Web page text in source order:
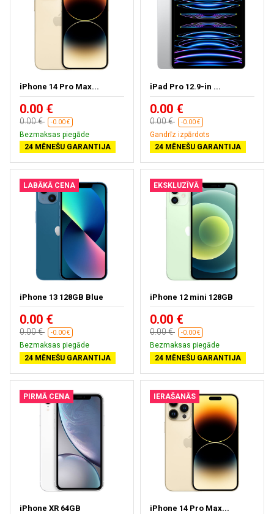
iPhone 14 Pro Max...
0.00 €
0.00 € -0.00 €
Bezmaksas piegāde
24 MĒNEŠU GARANTIJA
iPad Pro 12.9-in ...
0.00 €
0.00 € -0.00 €
Gandrīz izpārdots
24 MĒNEŠU GARANTIJA
LABĀKĀ CENA
iPhone 13 128GB Blue
0.00 €
0.00 € -0.00 €
Bezmaksas piegāde
24 MĒNEŠU GARANTIJA
EKSKLUZĪVĀ
iPhone 12 mini 128GB
0.00 €
0.00 € -0.00 €
Bezmaksas piegāde
24 MĒNEŠU GARANTIJA
PIRMĀ CENA
iPhone XR 64GB
IERAŠANĀS
iPhone 14 Pro Max...